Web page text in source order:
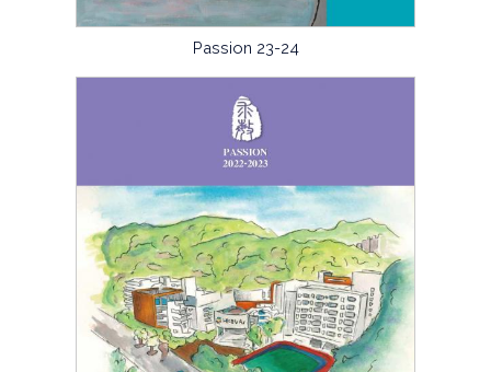
Passion 23-24